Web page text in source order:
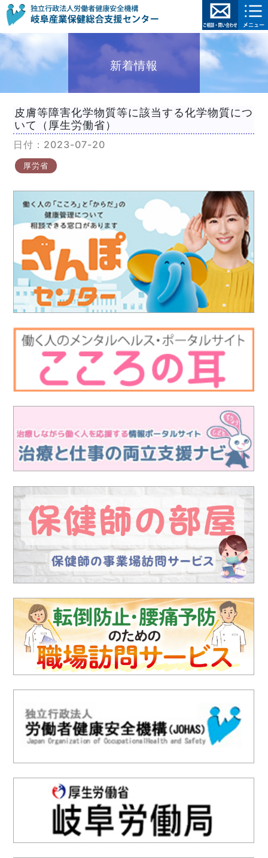
新着情報
皮膚等障害化学物質等に該当する化学物質につ
いて（厚生労働省）
日付：2023-07-20
厚労省